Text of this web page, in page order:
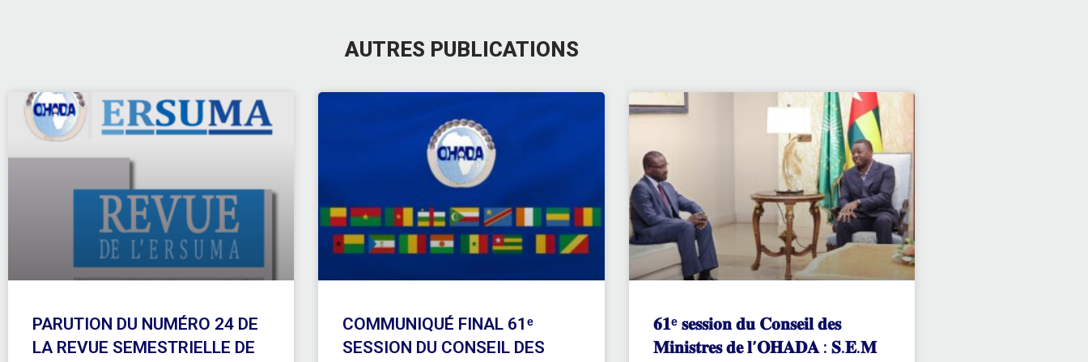
AUTRES PUBLICATIONS
PARUTION DU NUMÉRO 24 DE
LA REVUE SEMESTRIELLE DE
COMMUNIQUÉ FINAL 61ᵉ
SESSION DU CONSEIL DES
𝟔𝟏ᵉ 𝐬𝐞𝐬𝐬𝐢𝐨𝐧 𝐝𝐮 𝐂𝐨𝐧𝐬𝐞𝐢𝐥 𝐝𝐞𝐬
𝐌𝐢𝐧𝐢𝐬𝐭𝐫𝐞𝐬 𝐝𝐞 𝐥’𝐎𝐇𝐀𝐃𝐀 : 𝐒.𝐄.𝐌